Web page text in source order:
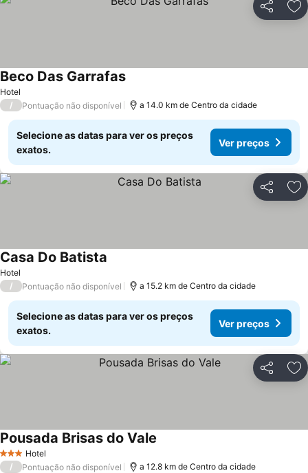
Partilhar
Hotel
Beco Das Garrafas
/ Pontuação não disponível a 14.0 km de Centro da cidade
Selecione as datas para ver os preços
exatos.
Ver preços
Partilhar
Hotel
Casa Do Batista
/ Pontuação não disponível a 15.2 km de Centro da cidade
Selecione as datas para ver os preços
exatos.
Ver preços
Partilhar
3 EstrelasHotel
Pousada Brisas do Vale
/ Pontuação não disponível a 12.8 km de Centro da cidade